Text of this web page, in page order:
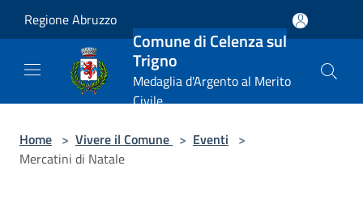
Regione Abruzzo
Comune di Celenza sul
Trigno
Medaglia d'Argento al Merito
Civile
Home > Vivere il Comune > Eventi >
Mercatini di Natale